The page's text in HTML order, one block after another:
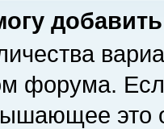
форума.
это